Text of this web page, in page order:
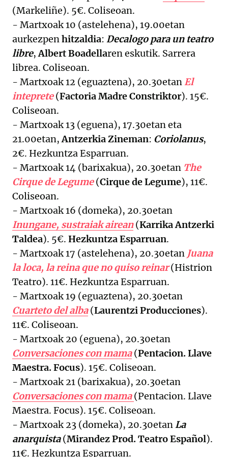
(Markeliñe). 5€. Coliseoan.
- Martxoak 10 (astelehena), 19.00etan
aurkezpenhitzaldia: Decalogo para un teatro
libre,Albert Boadellaren eskutik. Sarrera
librea. Coliseoan.
- Martxoak 12 (eguaztena), 20.30etanEl
inteprete(Factoria Madre Constriktor). 15€.
Coliseoan.
- Martxoak 13 (eguena), 17.30etan eta
21.00etan,Antzerkia Zineman: Coriolanus,
2€. Hezkuntza Esparruan.
- Martxoak 14 (barixakua), 20.30etan The
Cirque de Legume (Cirque de Legume), 11€.
Coliseoan.
- Martxoak 16 (domeka), 20.30etan
Inungane, sustraiak airean(Karrika Antzerki
Taldea). 5€. Hezkuntza Esparruan.
- Martxoak 17 (astelehena), 20.30etan Juana
la loca, la reina que no quiso reinar(Histrion
Teatro). 11€. Hezkuntza Esparruan.
- Martxoak 19 (eguaztena), 20.30etan
Cuarteto del alba(Laurentzi Producciones).
11€. Coliseoan.
- Martxoak 20 (eguena), 20.30etan
Conversaciones con mama(Pentacion. Llave
Maestra. Focus). 15€. Coliseoan.
- Martxoak 21 (barixakua), 20.30etan
Conversaciones con mama (Pentacion. Llave
Maestra. Focus). 15€. Coliseoan.
- Martxoak 23 (domeka), 20.30etanLa
anarquista(Mirandez Prod. Teatro Español).
11€. Hezkuntza Esparruan.